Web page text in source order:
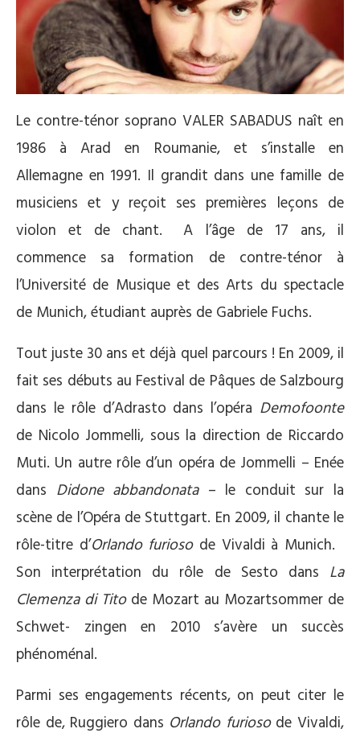
Le contre-ténor soprano VALER SABADUS naît en
1986 à Arad en Roumanie, et s’installe en
Allemagne en 1991. Il grandit dans une famille de
musiciens et y reçoit ses premières leçons de
violon et de chant. A l’âge de 17 ans, il
commence sa formation de contre-ténor à
l’Université de Musique et des Arts du spectacle
de Munich, étudiant auprès de Gabriele Fuchs.
Tout juste 30 ans et déjà quel parcours ! En 2009, il
fait ses débuts au Festival de Pâques de Salzbourg
dans le rôle d’Adrasto dans l’opéra Demofoonte
de Nicolo Jommelli, sous la direction de Riccardo
Muti. Un autre rôle d’un opéra de Jommelli – Enée
dans Didone abbandonata– le conduit sur la
scène de l’Opéra de Stuttgart. En 2009, il chante le
rôle-titre d’Orlando furioso de Vivaldi à Munich.
Son interprétation du rôle de Sesto dans La
Clemenza di Titode Mozart au Mozartsommer de
Schwet- zingen en 2010 s’avère un succès
phénoménal.
Parmi ses engagements récents, on peut citer le
rôle de, Ruggiero dans Orlando furiosode Vivaldi,